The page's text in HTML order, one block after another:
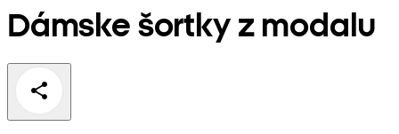
Dámske šortky z modalu